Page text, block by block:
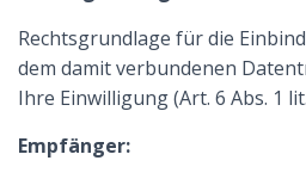
Rechtsgrundlage für die
dem damit verbundenen
Ihre Einwilligung (Art. 6 Abs. 1
Empfänger: